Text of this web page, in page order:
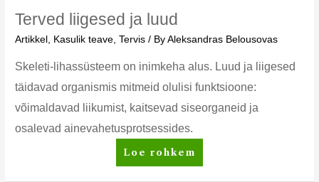
toodetega:
teekond
hommikust
õhtuni
Terved liigesed ja luud
Artikkel , Kasulik teave,Tervis / ByAleksandras Belousovas
Skeleti-lihassüsteem on inimkeha alus. Luud ja liigesed
täidavad organismis mitmeid olulisi funktsioone:
võimaldavad liikumist, kaitsevad siseorganeid ja
osalevad ainevahetusprotsessides.
Terved
liigesed
Loe rohkem